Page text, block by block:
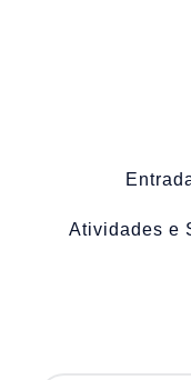
Atividades e